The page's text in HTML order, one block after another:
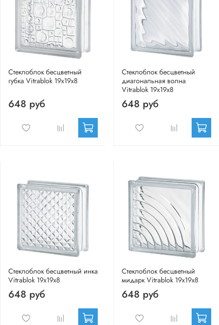
Стеклоблок бесцветный
губка Vitrablok 19х19х8
648 руб
Стеклоблок бесцветный
диагональная волна
Vitrablok 19х19х8
648 руб
Стеклоблок бесцветный инка
Vitrablok 19х19х8
648 руб
Стеклоблок бесцветный
мидарк Vitrablok 19х19х8
648 руб